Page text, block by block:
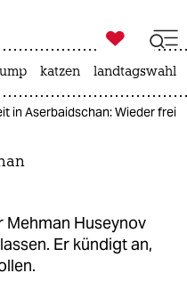

taz zahl ich
katzen landtagswahl
in Aserbaidschan: Wieder frei
Huseynov
Er kündigt an,